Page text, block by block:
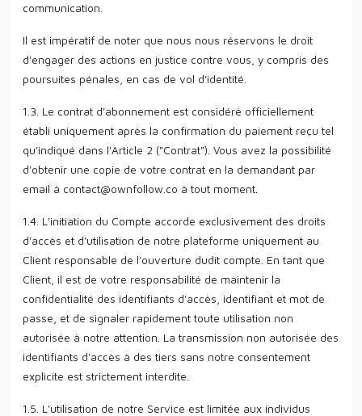
communication.
Il est impératif de noter que nous nous réservons le droit
d'engager des actions en justice contre vous, y compris des
poursuites pénales, en cas de vol d'identité.
1.3. Le contrat d'abonnement est considéré officiellement
établi uniquement après la confirmation du paiement reçu tel
qu'indiqué dans l'Article 2 ("Contrat"). Vous avez la possibilité
d'obtenir une copie de votre contrat en la demandant par
email à contact@ownfollow.co à tout moment.
1.4. L'initiation du Compte accorde exclusivement des droits
d'accès et d'utilisation de notre plateforme uniquement au
Client responsable de l'ouverture dudit compte. En tant que
Client, il est de votre responsabilité de maintenir la
confidentialité des identifiants d'accès, identifiant et mot de
passe, et de signaler rapidement toute utilisation non
autorisée à notre attention. La transmission non autorisée des
identifiants d'accès à des tiers sans notre consentement
explicite est strictement interdite.
1.5. L'utilisation de notre Service est limitée aux individus